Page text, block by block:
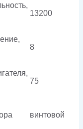
13200
8
75
винтовой